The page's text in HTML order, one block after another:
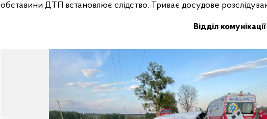
обставини ДТП встановлює слідство. Триває досудове
Відділ